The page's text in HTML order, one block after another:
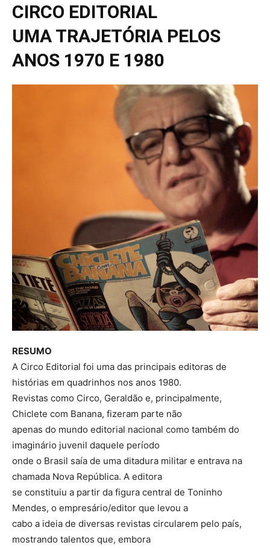
CIRCO EDITORIAL
UMA TRAJETÓRIA PELOS
ANOS 1970 E 1980
RESUMO
A Circo Editorial foi uma das principais editoras de
histórias em quadrinhos nos anos 1980.
Revistas como Circo, Geraldão e, principalmente,
Chiclete com Banana, fizeram parte não
apenas do mundo editorial nacional como também do
imaginário juvenil daquele período
onde o Brasil saía de uma ditadura militar e entrava na
chamada Nova República. A editora
se constituiu a partir da figura central de Toninho
Mendes, o empresário/editor que levou a
cabo a ideia de diversas revistas circularem pelo país,
mostrando talentos que, embora